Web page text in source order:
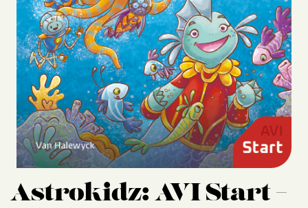
Scenario’s
Webshop
Lezingen
Blog
Contact
Astrokidz: AVI Start –